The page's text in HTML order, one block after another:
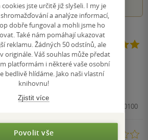
lásce a překonávání obtíží ve
skvěle napsáno.
Kniha, YOLI, 2015, 9788075490100
jste určitě již slyšeli. I my je
a analýze informací,
dobře fungoval a mohli jsme ho
Také nám pomáhají ukazovat
reklamu. Žádných 50 odstínů, ale
originále. Váš souhlas může předat
platformám i některé vaše osobní
bedlivě hlídáme. Jako naši vlastní
knihovnu!
Zjistit více
Povolit vše